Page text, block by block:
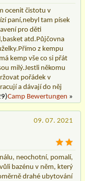
ocenit čistotu v
paní,nebyl tam písek
pro děti
atd.Půjčovna
z kempu
kemp vše co si přát
milý.Jestli někomu
pořádek v
a dávají do něj
Camp Bewertungen »
09. 07. 2021
neochotní, pomalí,
bazénu v něm, který
drahé ubytování